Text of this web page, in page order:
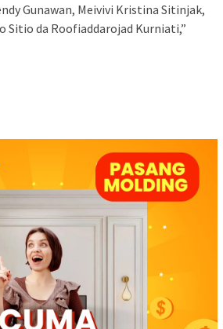
Gunawan, Meivivi Kristina Sitinjak,
Sitio da Roofiaddarojad Kurniati,”